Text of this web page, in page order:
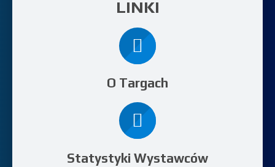
LINKI
O Targach
Statystyki Wystawców